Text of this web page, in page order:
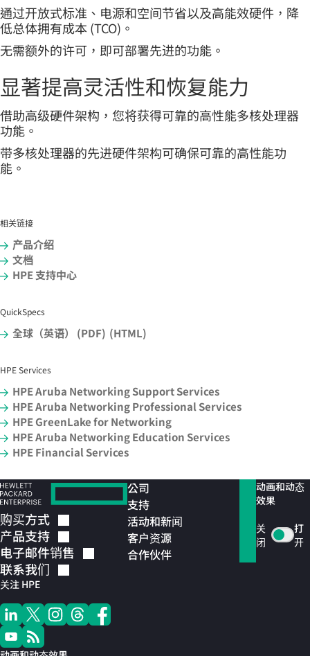
通过开放式标准、电源和空间节省以及高能效硬件，降
低总体拥有成本 (TCO)。
无需额外的许可，即可部署先进的功能。
显著提高灵活性和恢复能力
借助高级硬件架构，您将获得可靠的高性能多核处理器
功能。
带多核处理器的先进硬件架构可确保可靠的高性能功
能。
相关链接
产品介绍
文档
HPE 支持中心
QuickSpecs
全球（英语） (PDF) (HTML)
HPE Services
HPE Aruba Networking Support Services
HPE Aruba Networking Professional Services
HPE GreenLake for Networking
HPE Aruba Networking Education Services
HPE Financial Services
购买方式
产品支持
电子邮件销售
联系我们
关注 HPE
公司
支持
活动和新闻
客户资源
合作伙伴
动画和动态
效果
关
闭
打
开